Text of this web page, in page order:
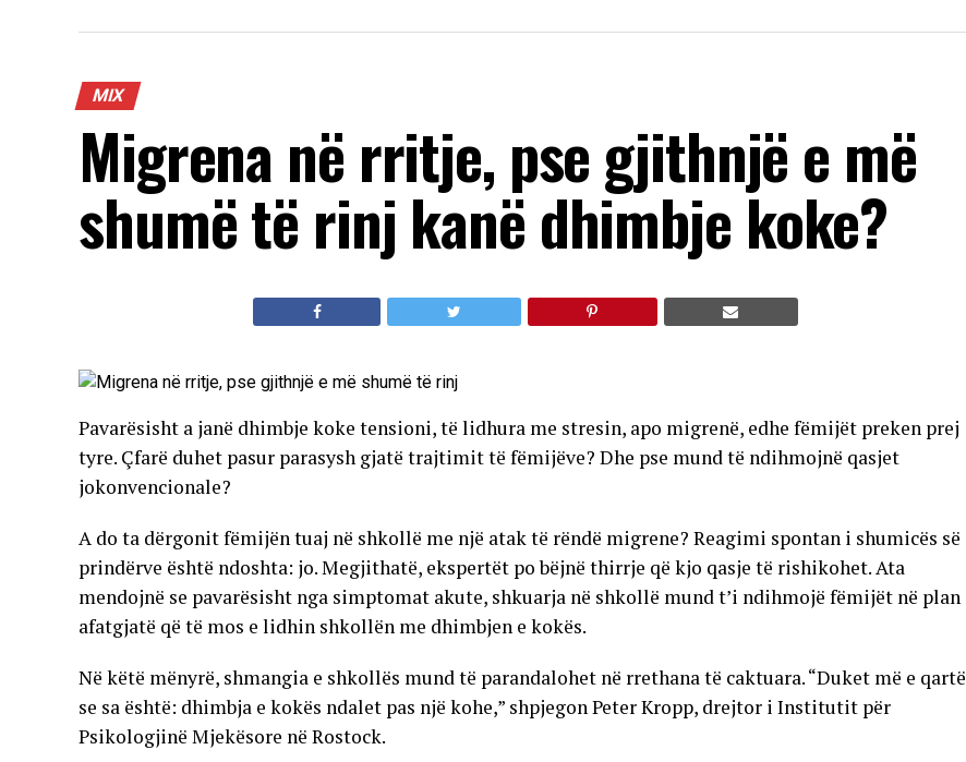
MIX
Migrena në rritje, pse gjithnjë e më
shumë të rinj kanë dhimbje koke?
Pavarësisht a janë dhimbje koke tensioni, të lidhura me stresin, apo migrenë, edhe fëmijët preken prej
tyre. Çfarë duhet pasur parasysh gjatë trajtimit të fëmijëve? Dhe pse mund të ndihmojnë qasjet
jokonvencionale?
A do ta dërgonit fëmijën tuaj në shkollë me një atak të rëndë migrene? Reagimi spontan i shumicës së
prindërve është ndoshta: jo. Megjithatë, ekspertët po bëjnë thirrje që kjo qasje të rishikohet. Ata
mendojnë se pavarësisht nga simptomat akute, shkuarja në shkollë mund t’i ndihmojë fëmijët në plan
afatgjatë që të mos e lidhin shkollën me dhimbjen e kokës.
Në këtë mënyrë, shmangia e shkollës mund të parandalohet në rrethana të caktuara. “Duket më e qartë
se sa është: dhimbja e kokës ndalet pas një kohe,” shpjegon Peter Kropp, drejtor i Institutit për
Psikologjinë Mjekësore në Rostock.